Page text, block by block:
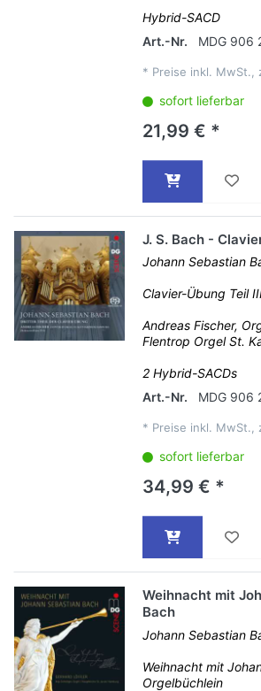
Hybrid-SACD
Art.-Nr.
MDG 906
* Preise inkl. MwSt.,
sofort lieferbar
21,99 € *
J. S. Bach -
Johann Sebastian
Clavier-Übung Teil
Andreas Fischer,
Flentrop Orgel St.
2 Hybrid-SACDs
Art.-Nr.
MDG 906
* Preise inkl. MwSt.,
sofort lieferbar
34,99 € *
Weihnacht mit
Bach
Johann Sebastian
Weihnacht mit
Orgelbüchlein